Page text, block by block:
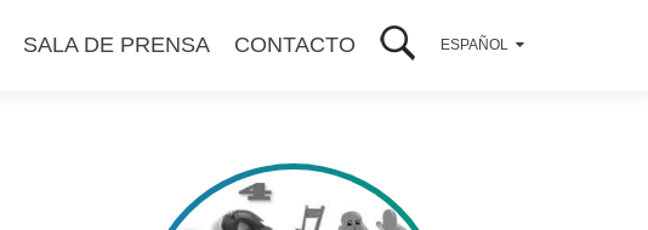
SALA DE PRENSA CONTACTO ESPAÑOL